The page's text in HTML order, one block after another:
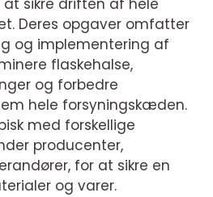
sikre driften af hele
Deres opgaver omfatter
og implementering af
flaskehalse,
og forbedre
hele forsyningskæden.
med forskellige
producenter,
for at sikre en
og varer.